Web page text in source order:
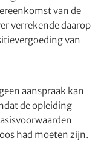
van de
verrekende daarop
van
aanspraak kan
de opleiding
had moeten zijn.